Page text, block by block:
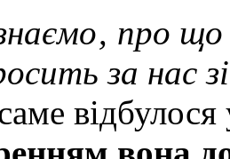
про
за нас